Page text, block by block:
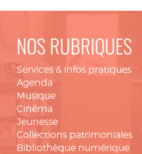
NOS RUBRIQUES
Services & infos pratiques
Agenda
Musique
Cinéma
Jeunesse
Collections patrimoniales
Bibliothèque numérique